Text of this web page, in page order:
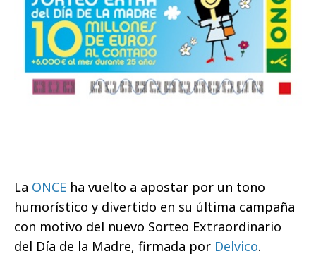
La ONCE ha vuelto a apostar por un tono
humorístico y divertido en su última campaña
con motivo del nuevo Sorteo Extraordinario
del Día de la Madre, firmada por Delvico.